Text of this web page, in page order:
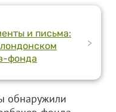
и письма:
фонда
>
обнаружили